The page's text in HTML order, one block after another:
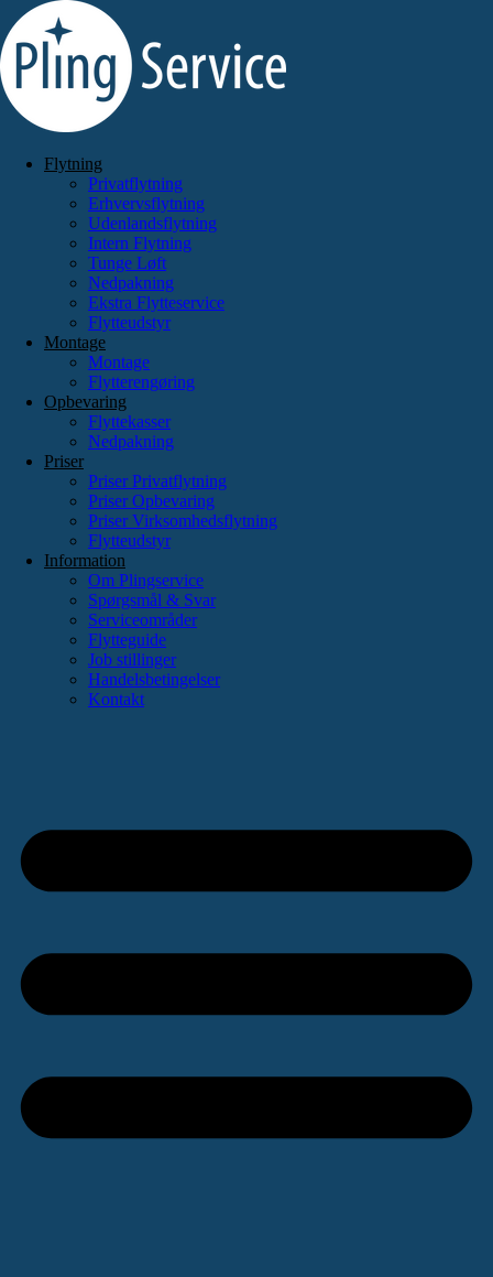
Videre
til
indhold
Flytning
Privatflytning
Erhvervsflytning
Udenlandsflytning
Intern Flytning
Tunge Løft
Nedpakning
Ekstra Flytteservice
Flytteudstyr
Montage
Montage
Flytterengøring
Opbevaring
Flyttekasser
Nedpakning
Priser
Priser Privatflytning
Priser Opbevaring
Priser Virksomhedsflytning
Flytteudstyr
Information
Om Plingservice
Spørgsmål & Svar
Serviceområder
Flytteguide
Job stillinger
Handelsbetingelser
Kontakt